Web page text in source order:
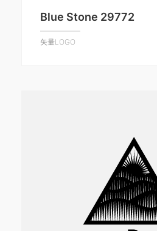
Blue Stone 29772
矢量LOGO